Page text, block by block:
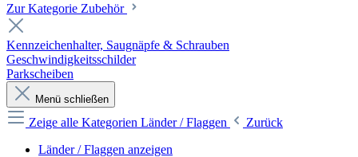
Zur Kategorie Zubehör
Kennzeichenhalter, Saugnäpfe & Schrauben
Geschwindigkeitsschilder
Parkscheiben
Menü schließen
Zeige alle Kategorien Länder / Flaggen
Zurück
Länder / Flaggen anzeigen